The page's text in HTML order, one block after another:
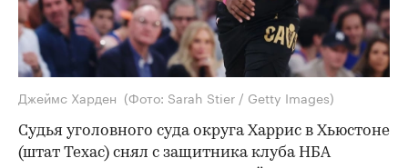
Джеймс Харден (Фото: Sarah Stier / Getty Images)
Судья уголовного суда округа Харрис в Хьюстоне
(штат Техас) снял с защитника клуба НБА